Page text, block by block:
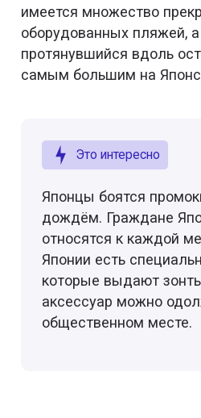
имеется множество
оборудованных пляжей,
протянувшийся вдоль
самым большим на
Это интересно
Японцы боятся
дождём. Граждане
относятся к каждой
Японии есть
которые выдают
аксессуар можно
общественном месте.